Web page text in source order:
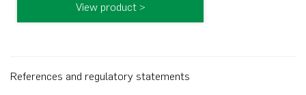
View product >
References and regulatory statements